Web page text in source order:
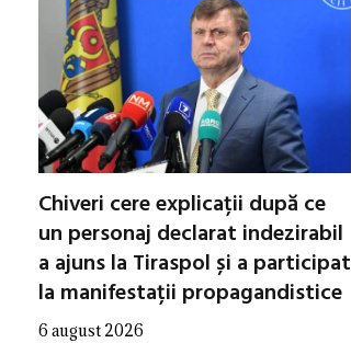
Chiveri cere explicații după ce
un personaj declarat indezirabil
a ajuns la Tiraspol și a participat
la manifestații propagandistice
6 august 2026